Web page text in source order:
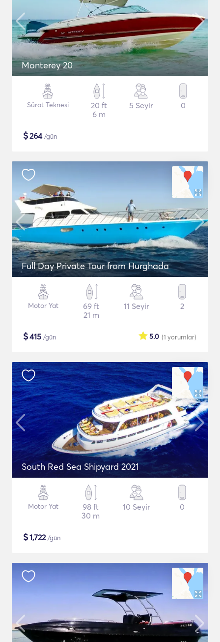
Monterey 20
Sürat Teknesi
20 ft
6 m
5 Seyir 0
$264/gün
Full Day Private Tour from Hurghada
Motor Yat
69 ft
21 m
11 Seyir 2
$415 /gün (1 yorumlar)
5.0
South Red Sea Shipyard 2021
Motor Yat
98 ft
30 m
10 Seyir 0
$1,722/gün